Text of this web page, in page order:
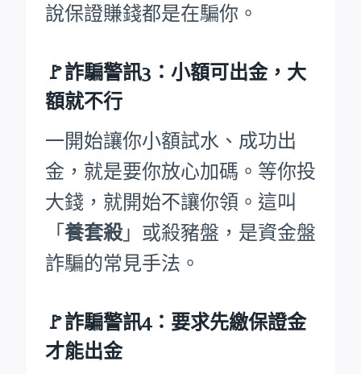
說保證賺錢都是在騙你。
🚩詐騙警訊3：小額可出金，大
額就不行
一開始讓你小額試水、成功出
金，就是要你放心加碼。等你投
大錢，就開始不讓你領。這叫
「 養套殺」或殺豬盤，是資金盤
詐騙的常見手法。
🚩詐騙警訊4：要求先繳保證金
才能出金